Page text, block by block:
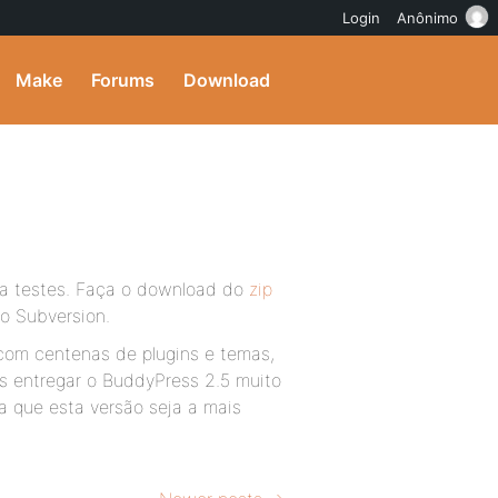
Make Forums Download
testes. Faça o download do zip
Subversion.
centenas de plugins e temas,
entregar o BuddyPress 2.5 muito
que esta versão seja a mais
Login Anônimo